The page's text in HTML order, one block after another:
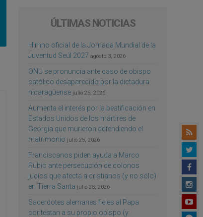
ÚLTIMAS NOTICIAS
Himno oficial de la Jornada Mundial de la
Juventud Seúl 2027 agosto 3, 2026
ONU se pronuncia ante caso de obispo
católico desaparecido por la dictadura
nicaragüense julio 25, 2026
Aumenta el interés por la beatificación en
Estados Unidos de los mártires de
Georgia que murieron defendiendo el
matrimonio julio 25, 2026
Franciscanos piden ayuda a Marco
Rubio ante persecución de colonos
judíos que afecta a cristianos (y no sólo)
en Tierra Santa julio 25, 2026
Sacerdotes alemanes fieles al Papa
contestan a su propio obispo (y